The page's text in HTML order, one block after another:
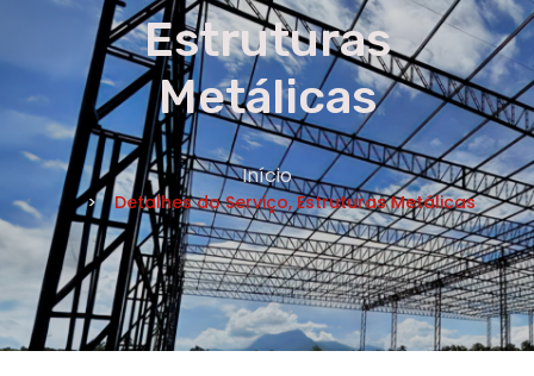
NOME *
E-MAIL *
TELEFONE *
CIDADE *
MENSAGEM *